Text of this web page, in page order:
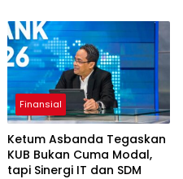
Finansial
Ketum Asbanda Tegaskan
KUB Bukan Cuma Modal,
tapi Sinergi IT dan SDM